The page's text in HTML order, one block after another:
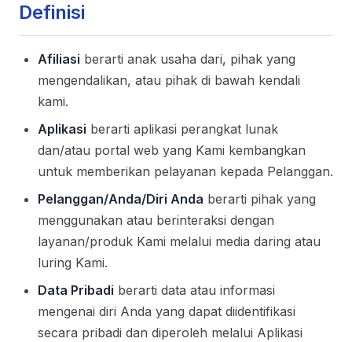
Definisi
Afiliasi berarti anak usaha dari, pihak yang
mengendalikan, atau pihak di bawah kendali
kami.
Aplikasi berarti aplikasi perangkat lunak
dan/atau portal web yang Kami kembangkan
untuk memberikan pelayanan kepada Pelanggan.
Pelanggan/Anda/Diri Anda berarti pihak yang
menggunakan atau berinteraksi dengan
layanan/produk Kami melalui media daring atau
luring Kami.
Data Pribadi berarti data atau informasi
mengenai diri Anda yang dapat diidentifikasi
secara pribadi dan diperoleh melalui Aplikasi